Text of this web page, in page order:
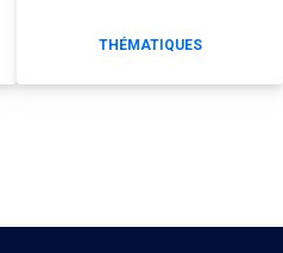
THÉMATIQUES